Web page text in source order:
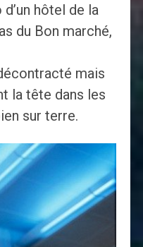
hôtel de la
du Bon marché,
mais
la tête dans les
sur terre.